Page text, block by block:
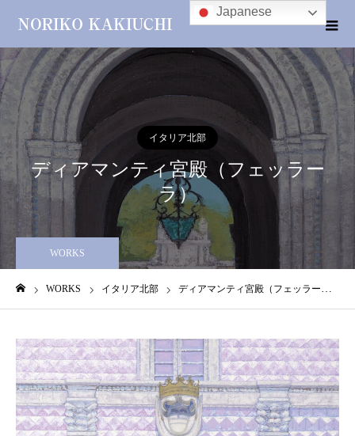
イタリア北部
ディアマンティ宮殿（フェッラー
ラ）
WORKS
WORKS イタリア北部 ディアマンティ宮殿（フェッラーラ）
Japanese